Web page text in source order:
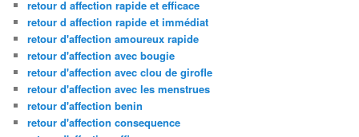
retour d affection rapide et efficace
retour d affection rapide et immédiat
retour d'affection amoureux rapide
retour d'affection avec bougie
retour d'affection avec clou de girofle
retour d'affection avec les menstrues
retour d'affection benin
retour d'affection consequence